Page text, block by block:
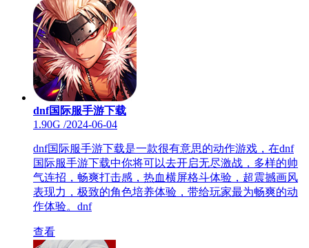
dnf国际服手游下载
1.90G /2024-06-04
dnf国际服手游下载是一款很有意思的动作游戏，在dnf
国际服手游下载中你将可以去开启无尽激战，多样的帅
气连招，畅爽打击感，热血横屏格斗体验，超震撼画风
表现力，极致的角色培养体验，带给玩家最为畅爽的动
作体验。dnf
查看